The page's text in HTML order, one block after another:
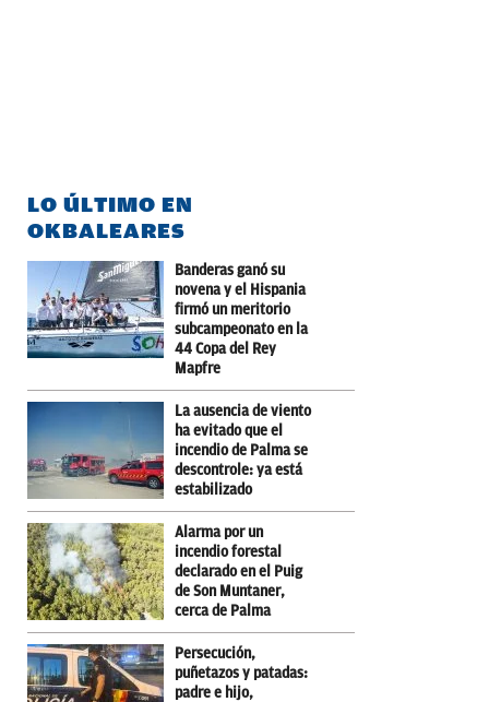
LO ÚLTIMO EN
OKBALEARES
Banderas ganó su
novena y el Hispania
firmó un meritorio
subcampeonato en la
44 Copa del Rey
Mapfre
La ausencia de viento
ha evitado que el
incendio de Palma se
descontrole: ya está
estabilizado
Alarma por un
incendio forestal
declarado en el Puig
de Son Muntaner,
cerca de Palma
Persecución,
puñetazos y patadas:
padre e hijo,